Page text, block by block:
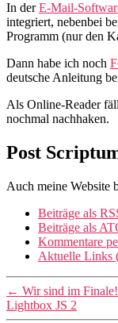
In derE-Mail-
integriert, nebenbei
Programm (nur den
Dann habe ich noch
deutsche Anleitung
Als Online-Reader
nochmal nachhaken.
Post
Auch meine Website
Beiträge als
Beiträge als
Kommentare
Aktuelle Links
← Wir sind im
Lightbox JS 2